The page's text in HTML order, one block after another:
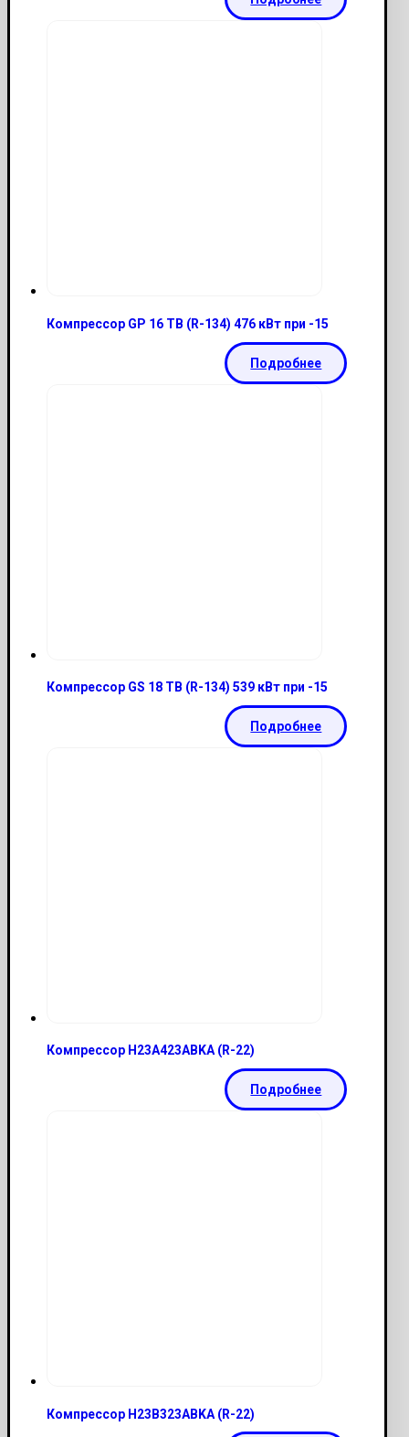
Компрессор GP 16 TB (R-134) 476 кВт при -15
Подробнее
Компрессор GS 18 TB (R-134) 539 кВт при -15
Подробнее
Компрессор H23A423ABKA (R-22)
Подробнее
Компрессор H23B323ABKA (R-22)